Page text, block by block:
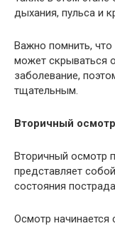
дыхания, пульса и
Важно помнить,
может скрываться
заболевание,
тщательным.
Вторичный осмотр
Вторичный осмотр
представляет
состояния
Осмотр начинается